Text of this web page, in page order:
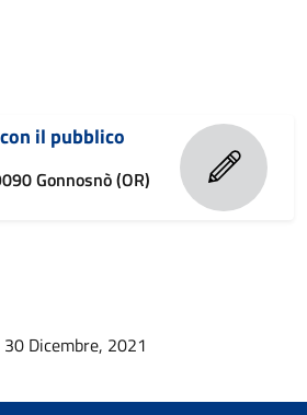
il pubblico
Gonnosnò (OR)
30 Dicembre, 2021